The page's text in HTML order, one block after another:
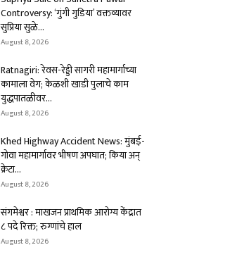
Controversy: ‘गुंगी गुडिया’ वक्तव्यावर
सुप्रिया सुळे...
August 8, 2026
Ratnagiri: रेवस-रेड्डी सागरी महामार्गाच्या
कामाला वेग; केळशी खाडी पुलाचे काम
युद्धपातळीवर...
August 8, 2026
Khed Highway Accident News: मुंबई-
गोवा महामार्गावर भीषण अपघात; किया अन्
क्रेटा...
August 8, 2026
संगमेश्वर : माखजन प्राथमिक आरोग्य केंद्रात
८ पदे रिक्त; रुग्णांचे हाल
August 8, 2026